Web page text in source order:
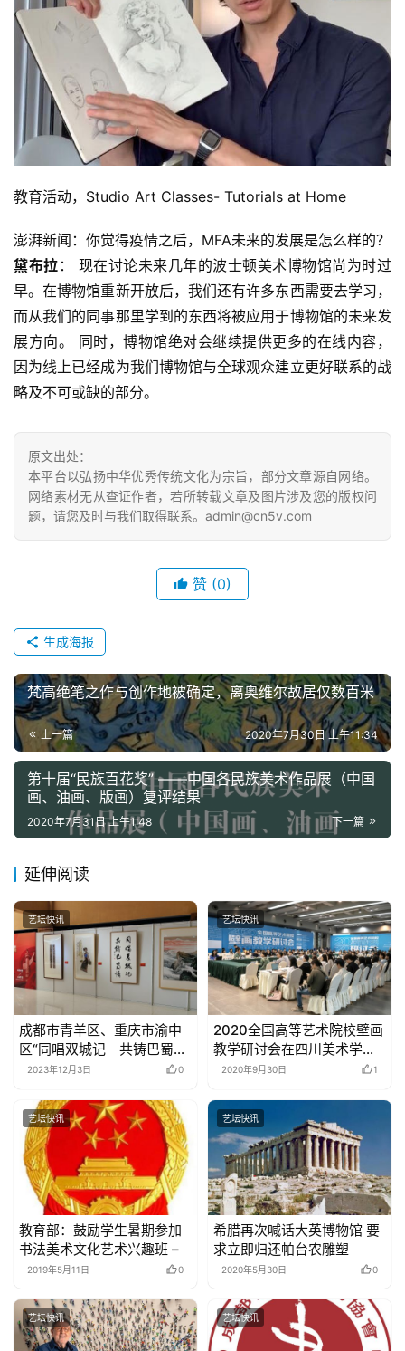
教育活动，Studio Art Classes- Tutorials at Home
澎湃新闻：你觉得疫情之后，MFA未来的发展是怎么样的？
黛布拉 ： 现在讨论未来几年的波士顿美术博物馆尚为时过
早。在博物馆重新开放后，我们还有许多东西需要去学习，
而从我们的同事那里学到的东西将被应用于博物馆的未来发
展方向。 同时，博物馆绝对会继续提供更多的在线内容，
因为线上已经成为我们博物馆与全球观众建立更好联系的战
略及不可或缺的部分。
原文出处：
本平台以弘扬中华优秀传统文化为宗旨，部分文章源自网络。
网络素材无从查证作者，若所转载文章及图片涉及您的版权问
题，请您及时与我们取得联系。admin@cn5v.com
赞 (0)
生成海报
梵高绝笔之作与创作地被确定，离奥维尔故居仅数百米
上一篇 2020年7月30日 上午11:34
第十届“民族百花奖” ——中国各民族美术作品展（中国
画、油画、版画）复评结果
下一篇
2020年7月31日 上午1:48
延伸阅读
艺坛快讯
成都市青羊区、重庆市渝中
区“同唱双城记 共铸巴蜀
情”欢度国庆书画作品展特邀
2023年12月3日 0
艺坛快讯
2020全国高等艺术院校壁画
教学研讨会在四川美术学院
召开
2020年9月30日 1
艺坛快讯
教育部：鼓励学生暑期参加
书法美术文化艺术兴趣班 –
2019年5月11日 0
艺坛快讯
希腊再次喊话大英博物馆 要
求立即归还帕台农雕塑
2020年5月30日 0
艺坛快讯 艺坛快讯